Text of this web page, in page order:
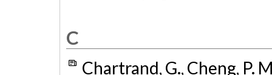
C
Chartrand, G., Cheng, P.